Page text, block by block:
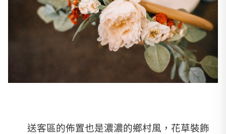
送客區的佈置也是濃濃的鄉村風，花草裝飾